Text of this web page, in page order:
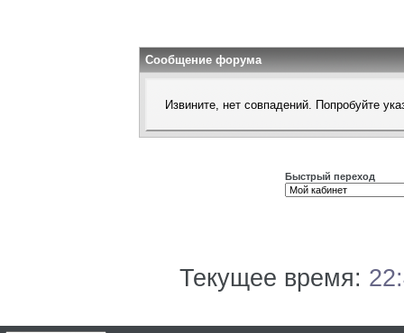
Сообщение форума
Извините, нет совпадений. Попробуйте
Быстрый переход
Текущее время: